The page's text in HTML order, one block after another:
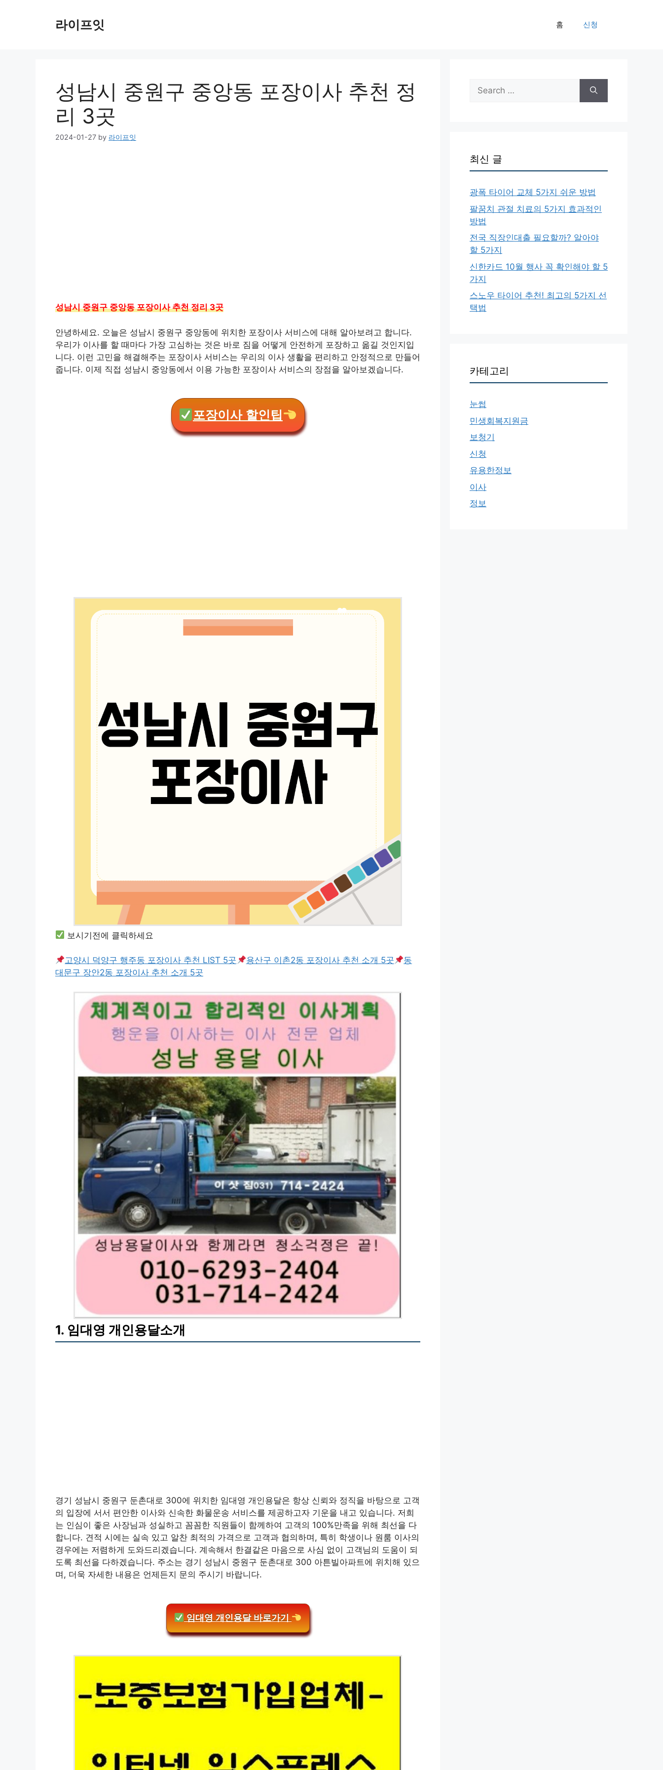
라이프잇 홈 신청
성남시 중원구 중앙동 포장이사 추천 정
리 3곳
2024-01-27 by 라이프잇
성남시 중원구 중앙동 포장이사 추천 정리 3곳
안녕하세요. 오늘은 성남시 중원구 중앙동에 위치한 포장이사 서비스에 대해 알아보려고 합니다.
우리가 이사를 할 때마다 가장 고심하는 것은 바로 짐을 어떻게 안전하게 포장하고 옮길 것인지입
니다. 이런 고민을 해결해주는 포장이사 서비스는 우리의 이사 생활을 편리하고 안정적으로 만들어
줍니다. 이제 직접 성남시 중앙동에서 이용 가능한 포장이사 서비스의 장점을 알아보겠습니다.
포장이사 할인팁
보시기전에 클릭하세요
고양시 덕양구 행주동 포장이사 추천 LIST 5곳 용산구 이촌2동 포장이사 추천 소개 5곳
동
대문구 장안2동 포장이사 추천 소개 5곳
1. 임대영 개인용달소개
경기 성남시 중원구 둔촌대로 300에 위치한 임대영 개인용달은 항상 신뢰와 정직을 바탕으로 고객
의 입장에 서서 편안한 이사와 신속한 화물운송 서비스를 제공하고자 기운을 내고 있습니다. 저희
는 인심이 좋은 사장님과 성실하고 꼼꼼한 직원들이 함께하여 고객의 100%만족을 위해 최선을 다
합니다. 견적 시에는 실속 있고 알찬 최적의 가격으로 고객과 협의하며, 특히 학생이나 원룸 이사의
경우에는 저렴하게 도와드리겠습니다. 계속해서 한결같은 마음으로 사심 없이 고객님의 도움이 되
도록 최선을 다하겠습니다. 주소는 경기 성남시 중원구 둔촌대로 300 아튼빌아파트에 위치해 있으
며, 더욱 자세한 내용은 언제든지 문의 주시기 바랍니다.
임대영 개인용달 바로가기
Search
for:
최신 글
광폭 타이어 교체 5가지 쉬운 방법
팔꿈치 관절 치료의 5가지 효과적인
방법
전국 직장인대출 필요할까? 알아야
할 5가지
신한카드 10월 행사 꼭 확인해야 할 5
가지
스노우 타이어 추천! 최고의 5가지 선
택법
카테고리
눈썹
민생회복지원금
보청기
신청
유용한정보
이사
정보